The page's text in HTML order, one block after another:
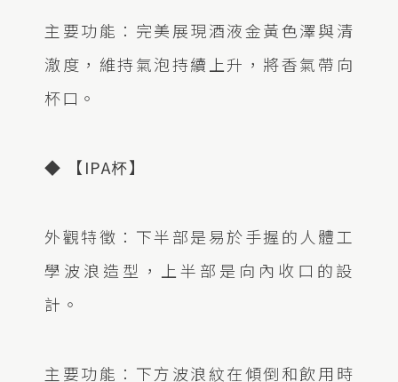
主要功能：完美展現酒液金黃色澤與清
澈度，維持氣泡持續上升，將香氣帶向
杯口。
◆ 【IPA杯】
外觀特徵：下半部是易於手握的人體工
學波浪造型，上半部是向內收口的設
計。
主要功能：下方波浪紋在傾倒和飲用時